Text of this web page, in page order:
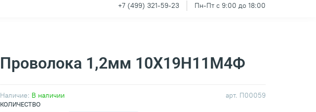
+7 (499) 321-59-23 Пн-Пт с 9:00 до 18:00
арт. П00059
Наличие: В наличии
Проволока 1,2мм 10Х19Н11М4Ф
КОЛИЧЕСТВО